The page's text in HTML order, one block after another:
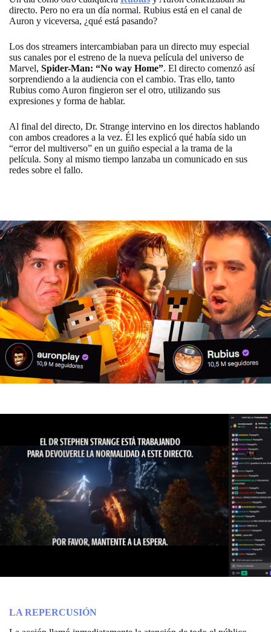
directo. Pero no era un día normal. Rubius está en el canal de
Auron y viceversa, ¿qué está pasando?
Los dos streamers intercambiaban para un directo muy especial
sus canales por el estreno de la nueva película del universo de
Marvel, Spider-Man: “No way Home”. El directo comenzó así
sorprendiendo a la audiencia con el cambio. Tras ello, tanto
Rubius como Auron fingieron ser el otro, utilizando sus
expresiones y forma de hablar.
Al final del directo, Dr. Strange intervino en los directos hablando
con ambos creadores a la vez. Él les explicó qué había sido un
“error del multiverso” en un guiño especial a la trama de la
película. Sony al mismo tiempo lanzaba un comunicado en sus
redes sobre el fallo.
LA REPERCUSIÓN